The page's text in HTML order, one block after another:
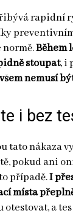
rapidní
normě.Během
stoupat, i
nemusí
i bez
tato nákaza
pokud ani
případě.I
místa
a